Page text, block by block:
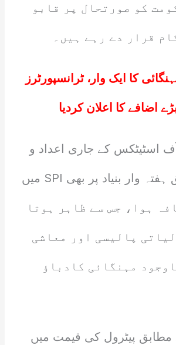
کو صورتحال پر قابو
قرار دے رہے ہیں۔
کا ایک وار، ٹرانسپورٹرز
اضافے کا اعلان کردیا
آف اسٹیٹکس کے جاری اعداد و
شمار کے مطابق ہفتہ وار بنیاد پر بھی SPI میں
اضافہ ہوا، جس سے ظاہر ہوتا
پالیسی اور معاشی
مہنگائی کادباؤ
مطابق پیٹرول کی قیمت میں